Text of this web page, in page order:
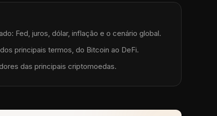
Fed, juros, dólar, inflação e o cenário global.
principais termos, do Bitcoin ao DeFi.
das principais criptomoedas.